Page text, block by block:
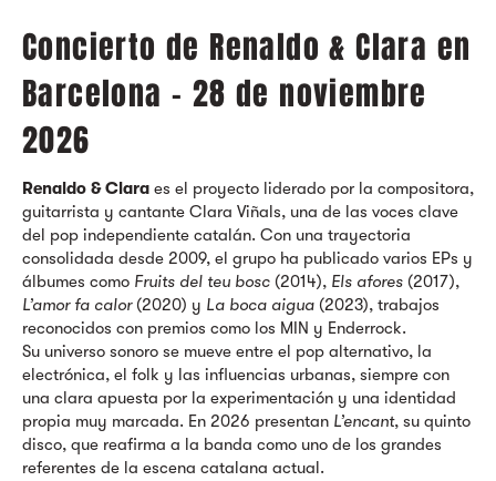
Concierto de Renaldo & Clara en
Barcelona - 28 de noviembre
2026
Renaldo & Clara es el proyecto liderado por la compositora,
guitarrista y cantante Clara Viñals, una de las voces clave
del pop independiente catalán. Con una trayectoria
consolidada desde 2009, el grupo ha publicado varios EPs y
álbumes como Fruits del teu bosc (2014), Els afores (2017),
L’amor fa calor (2020) y La boca aigua (2023), trabajos
reconocidos con premios como los MIN y Enderrock.
Su universo sonoro se mueve entre el pop alternativo, la
electrónica, el folk y las influencias urbanas, siempre con
una clara apuesta por la experimentación y una identidad
propia muy marcada. En 2026 presentan L’encant, su quinto
disco, que reafirma a la banda como uno de los grandes
referentes de la escena catalana actual.